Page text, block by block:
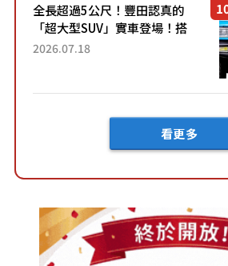
全長超過5公尺！豐田認真的
「超大型SUV」實車登場！搭
載後輪也會轉向的「四輪轉
「Mega C...
2026.07.18
看更多